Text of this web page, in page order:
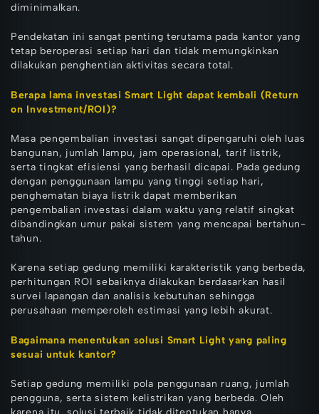
diminimalkan.
Pendekatan ini sangat penting terutama pada kantor yang
tetap beroperasi setiap hari dan tidak memungkinkan
dilakukan penghentian aktivitas secara total.
Berapa lama investasi Smart Light dapat kembali (Return
on Investment/ROI)?
Masa pengembalian investasi sangat dipengaruhi oleh luas
bangunan, jumlah lampu, jam operasional, tarif listrik,
serta tingkat efisiensi yang berhasil dicapai. Pada gedung
dengan penggunaan lampu yang tinggi setiap hari,
penghematan biaya listrik dapat memberikan
pengembalian investasi dalam waktu yang relatif singkat
dibandingkan umur pakai sistem yang mencapai bertahun-
tahun.
Karena setiap gedung memiliki karakteristik yang berbeda,
perhitungan ROI sebaiknya dilakukan berdasarkan hasil
survei lapangan dan analisis kebutuhan sehingga
perusahaan memperoleh estimasi yang lebih akurat.
Bagaimana menentukan solusi Smart Light yang paling
sesuai untuk kantor?
Setiap gedung memiliki pola penggunaan ruang, jumlah
pengguna, serta sistem kelistrikan yang berbeda. Oleh